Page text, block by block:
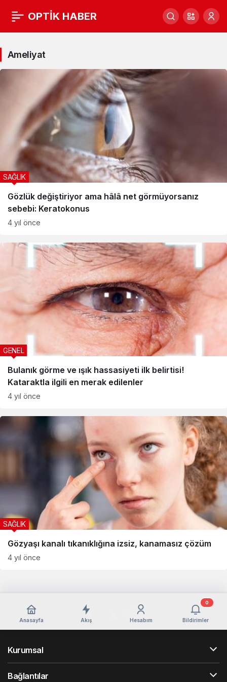
OPTİK HABER
Ameliyat
Haberleri
Ameliyat
Gözlük değiştiriyor ama hâlâ net görmüyorsanız
sebebi: Keratokonus
SAĞLIK
4 yıl önce
Bulanık görme ve ışık hassasiyeti ilk belirtisi!
Kataraktla ilgili en merak edilenler
GENEL
4 yıl önce
Gözyaşı kanalı tıkanıklığına izsiz, kanamasız çözüm
SAĞLIK
4 yıl önce
Anasayfa Akış Hesabım Bildirimler
0
Kurumsal
Bağlantılar